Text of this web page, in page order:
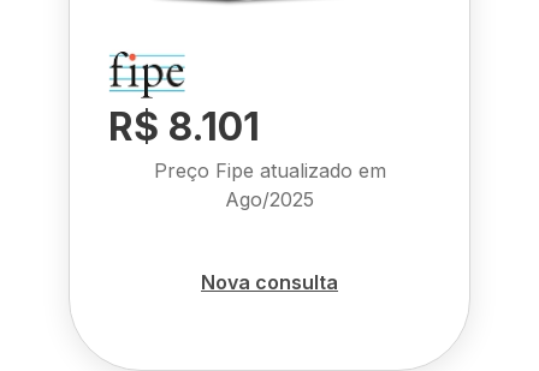
R$ 8.101
Preço Fipe atualizado em
Ago/2025
Nova consulta